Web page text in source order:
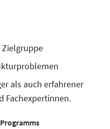
als auch erfahrener
Fachexpertinnen.